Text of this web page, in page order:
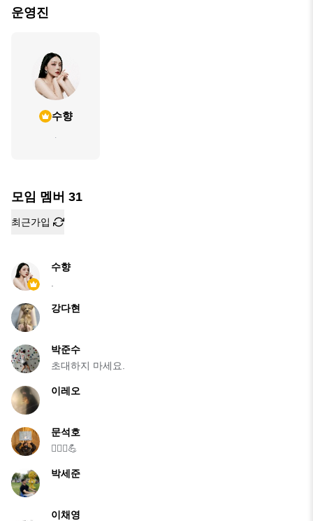
운영진
수향
.
모임 멤버 31
최근가입
수향
강다현
박준수
초대하지 마세요.
이레오
문석호
🏃‍♂️⛰️💪
박세준
이채영